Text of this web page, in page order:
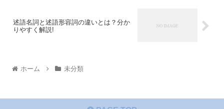
述語名詞と述語形容詞の違いとは？分か
りやすく解説!
ホーム 未分類